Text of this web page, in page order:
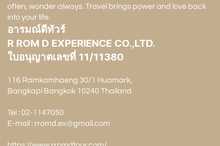
often, wonder always. Travel brings power and love back
into your life.
อารมณ์ดีทัวร์
R ROM D EXPERIENCE CO.,LTD.
ใบอนุญาตเลขที่ 11/11380
116 Ramkamhaeng 30/1 Huamark,
Bangkapi Bangkok 10240 Thailand
Tel : 02-1147050
E-mail : rromd.ex@gmail.com